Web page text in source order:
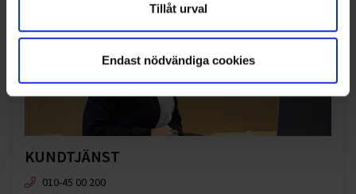
Tillåt urval
Endast nödvändiga cookies
KUNDTJÄNST
010-45 00 200​